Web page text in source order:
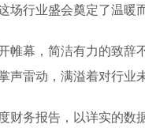
场行业盛会奠定了温暖
幕，简洁有力的致辞不
声雷动，满溢着对行业
务报告，以详实的数